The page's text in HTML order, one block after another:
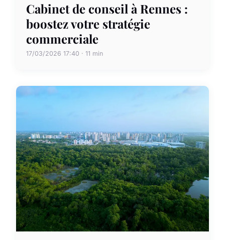
Cabinet de conseil à Rennes :
boostez votre stratégie
commerciale
17/03/2026 17:40 · 11 min